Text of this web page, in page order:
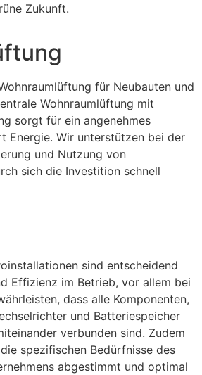
Zukunft.
für Neubauten und
Wohnraumlüftung mit
sorgt für ein angenehmes
Energie. Wir unterstützen bei der
und Nutzung von
sich die Investition schnell
sind entscheidend
Effizienz im Betrieb, vor allem bei
dass alle Komponenten,
und Batteriespeicher
verbunden sind. Zudem
spezifischen Bedürfnisse des
abgestimmt und optimal